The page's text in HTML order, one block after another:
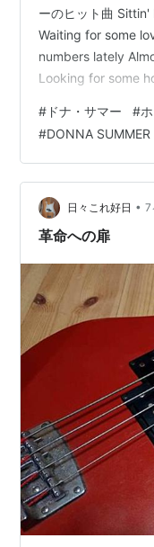
ーのヒット曲
Waiting for some
numbers lately
Looking for some
ル ホット・スタッ
# ドナ・サマー #
#DONNA SUMMER
日々これ好日 • 7
革命への扉